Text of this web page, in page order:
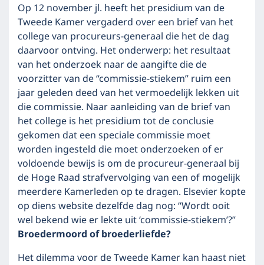
Op 12 november jl. heeft het presidium van de
Tweede Kamer vergaderd over een brief van het
college van procureurs-generaal die het de dag
daarvoor ontving. Het onderwerp: het resultaat
van het onderzoek naar de aangifte die de
voorzitter van de “commissie-stiekem” ruim een
jaar geleden deed van het vermoedelijk lekken uit
die commissie. Naar aanleiding van de brief van
het college is het presidium tot de conclusie
gekomen dat een speciale commissie moet
worden ingesteld die moet onderzoeken of er
voldoende bewijs is om de procureur-generaal bij
de Hoge Raad strafvervolging van een of mogelijk
meerdere Kamerleden op te dragen. Elsevier kopte
op diens website dezelfde dag nog: “Wordt ooit
wel bekend wie er lekte uit ‘commissie-stiekem’?”
Broedermoord of broederliefde?
Het dilemma voor de Tweede Kamer kan haast niet